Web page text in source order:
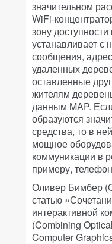
значительном
WiFi-
зону
устанавливает с
сообщения,
удаленных
оставленные
жителям
данным MAP.
образуются
средства, то в
мощное
коммуникации в
примеру,
Оливер Бимбер
статью
интерактивной
(Combining
Computer